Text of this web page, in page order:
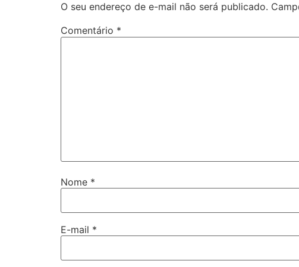
O seu endereço de e-mail não será publicado.
Comentário *
Nome *
E-mail *